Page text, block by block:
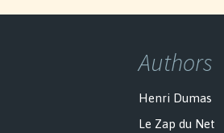
Authors
Henri Dumas
Le Zap du Net